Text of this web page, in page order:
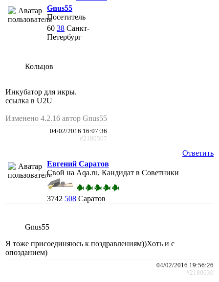
Gnus55
Посетитель
60 38 Санкт-
Петербург
Кольцов
Инкубатор для икры.
ссылка в U2U
Изменено 4.2.16 автор Gnus55
04/02/2016 16:07:36
#2180507
Ответить
Евгений Саратов
Свой на Aqa.ru, Кандидат в Советники
3742 508 Саратов
Gnus55
Я тоже присоединяюсь к поздравлениям))Хоть и с
опозданием)
04/02/2016 19:56:26
#2180630